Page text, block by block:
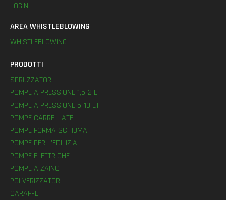
LOGIN
AREA WHISTLEBLOWING
WHISTLEBLOWING
PRODOTTI
SPRUZZATORI
POMPE A PRESSIONE 1,5-2 LT
POMPE A PRESSIONE 5-10 LT
POMPE CARRELLATE
POMPE FORMA SCHIUMA
POMPE PER L’EDILIZIA
POMPE ELETTRICHE
POMPE A ZAINO
POLVERIZZATORI
CARAFFE